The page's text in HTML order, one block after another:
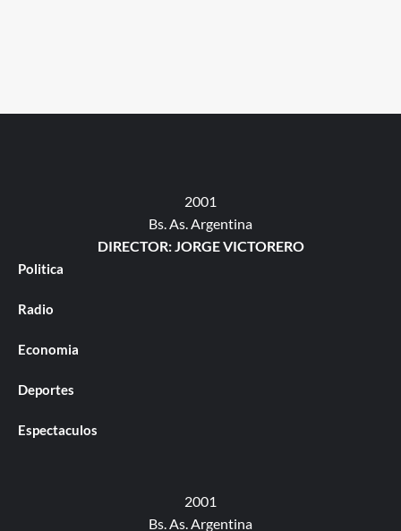
2001
Bs. As. Argentina
DIRECTOR: JORGE VICTORERO
Politica
Radio
Economia
Deportes
Espectaculos
2001
Bs. As. Argentina